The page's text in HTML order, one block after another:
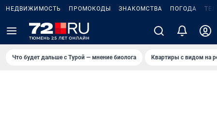
НЕДВИЖИМОСТЬ ПРОМОКОДЫ ЗНАКОМСТВА ПОГОДА
Что будет дальше с Турой — мнение биолога Квартиры с видом на